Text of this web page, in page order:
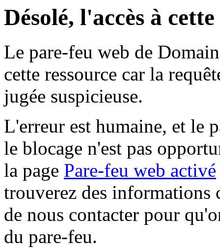
Désolé, l'accès à
Le pare-feu web de
cette ressource car la
jugée suspicieuse.
L'erreur est humaine, et le
le blocage n'est pas
la page Pare-feu web activé
trouverez des informations
de nous contacter pour
du pare-feu.